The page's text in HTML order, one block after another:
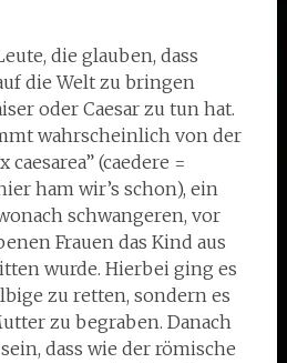
die glauben, dass
die Welt zu bringen
oder Caesar zu tun hat.
wahrscheinlich von der
caesarea” (caedere =
ham wir’s schon), ein
schwangeren, vor
Frauen das Kind aus
wurde. Hierbei ging es
zu retten, sondern es
zu begraben. Danach
dass wie der römische